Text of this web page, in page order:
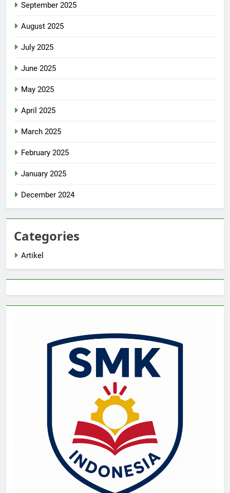
September 2025
August 2025
July 2025
June 2025
May 2025
April 2025
March 2025
February 2025
January 2025
December 2024
Categories
Artikel